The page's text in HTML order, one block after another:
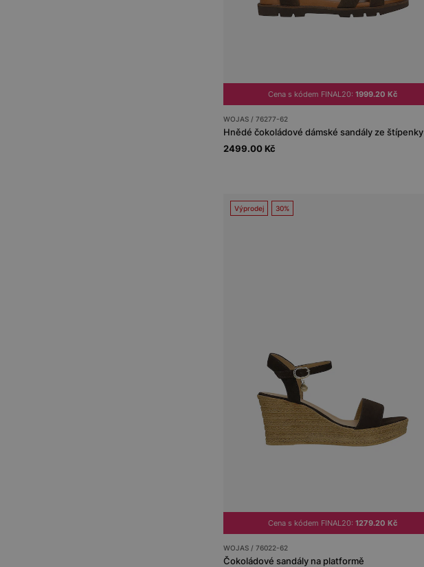
Cena s kódem FINAL20:1999.20 Kč
WOJAS / 76277-62
Hnědé čokoládové dámské sandály ze štípenky
2499.00 Kč
Výprodej 30%
Cena s kódem FINAL20:1279.20 Kč
WOJAS / 76022-62
Čokoládové sandály na platformě